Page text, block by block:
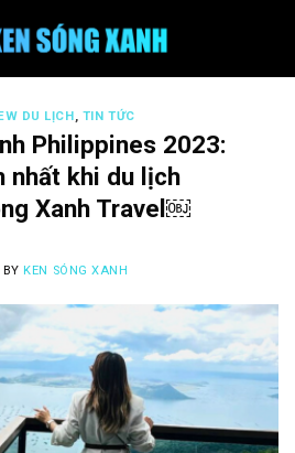
DU LỊCH, TIN TỨC
Philippines 2023:
nhất khi du lịch
Xanh Travel￼
BY KEN SÓNG XANH